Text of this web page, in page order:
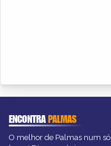
ENCONTRAPALMAS
O melhor de Palmas num só